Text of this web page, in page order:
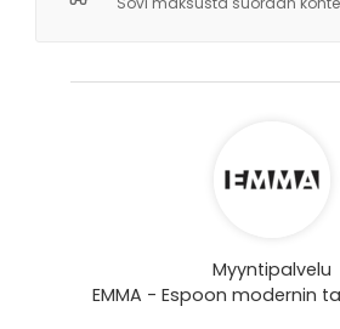
Myyntipalvelu
EMMA - Espoon modernin